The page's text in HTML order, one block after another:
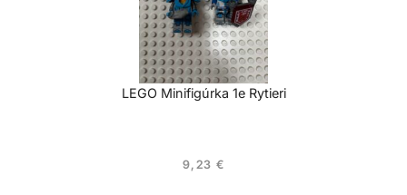
LEGO Minifigúrka 1e Rytieri
9,23 €